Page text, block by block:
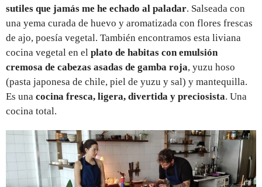
sutiles que jamás me he echado al paladar. Salseada con
una yema curada de huevo y aromatizada con flores frescas
de ajo, poesía vegetal. También encontramos esta liviana
cocina vegetal en el plato de habitas con emulsión
cremosa de cabezas asadas de gamba roja, yuzu hoso
(pasta japonesa de chile, piel de yuzu y sal) y mantequilla.
Es una cocina fresca, ligera, divertida y preciosista. Una
cocina total.